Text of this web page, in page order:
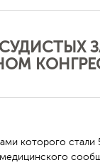
которого стали